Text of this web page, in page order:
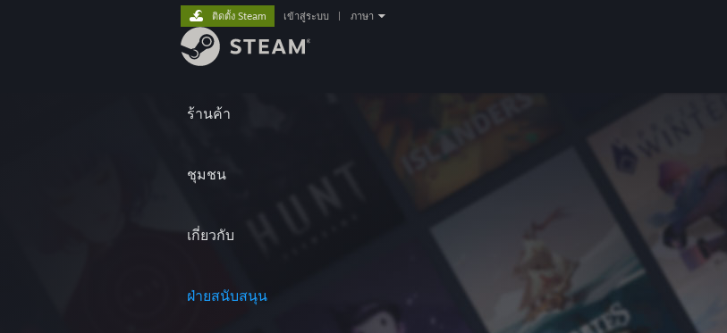
ร้านค้า
ชุมชน
เกี่ยวกับ
ฝ่ายสนับสนุน
ติดตั้ง Steam เข้าสู่ระบบ ภาษา